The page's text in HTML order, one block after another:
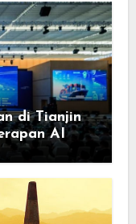
di Tianjin
AI